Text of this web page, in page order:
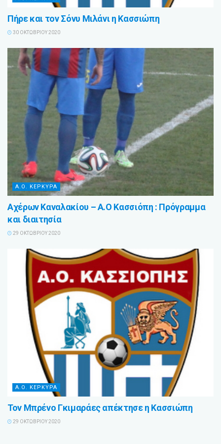
Πήρε και τον Σόνυ Μιλάνι η Κασσιώπη
30 ΟΚΤΩΒΡΊΟΥ 2020
Α.Ο. ΚΕΡΚΥΡΑ
Αχέρων Καναλακίου – Α.Ο Κασσιόπη : Πρόγραμμα
και διαιτησία
29 ΟΚΤΩΒΡΊΟΥ 2020
Α.Ο. ΚΕΡΚΥΡΑ
Τον Μπρένο Γκιμαράες απέκτησε η Κασσιώπη
29 ΟΚΤΩΒΡΊΟΥ 2020